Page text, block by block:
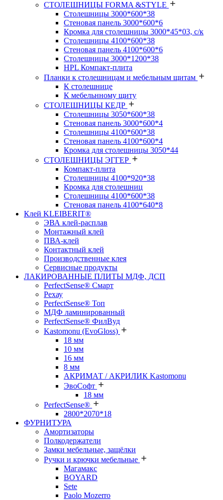
СТОЛЕШНИЦЫ FORMA &STYLE
Столешницы 3000*600*38
Стеновая панель 3000*600*6
Кромка для столешницы 3000*45*03, с/к
Столешницы 4100*600*38
Стеновая панель 4100*600*6
Столешницы 3000*1200*38
HPL Компакт-плита
Планки к столешницам и мебельным щитам
К столешнице
К мебельнному щиту
СТОЛЕШНИЦЫ КЕДР
Столешницы 3050*600*38
Стеновая панель 3000*600*4
Столешницы 4100*600*38
Стеновая панель 4100*600*4
Кромка для столешницы 3050*44
СТОЛЕШНИЦЫ ЭГГЕР
Компакт-плита
Столешницы 4100*920*38
Кромка для столешниц
Столешницы 4100*600*38
Стеновая панель 4100*640*8
Клей KLEIBERIT®
ЭВА клей-расплав
Монтажный клей
ПВА-клей
Контактный клей
Производственные клея
Сервисные продукты
ЛАКИРОВАННЫЕ ПЛИТЫ МДФ, ДСП
PerfectSense® Смарт
Рехау
PerfectSense® Топ
МДФ ламинированный
PerfectSense® ФилВуд
Kastomonu (EvoGloss)
18 мм
10 мм
16 мм
8 мм
АКРИМАТ / АКРИЛИК Kastomonu
ЭвоСофт
18 мм
PerfectSense®
2800*2070*18
ФУРНИТУРА
Амортизаторы
Полкодержатели
Замки мебельные, защёлки
Ручки и крючки мебельные
Магамакс
BOYARD
Sete
Paolo Mozerro